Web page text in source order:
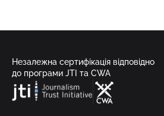
Незалежна сертифікація відповідно
до програми JTI та CWA